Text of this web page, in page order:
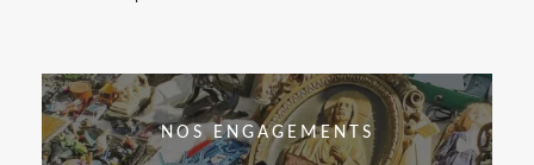
NOS ENGAGEMENTS